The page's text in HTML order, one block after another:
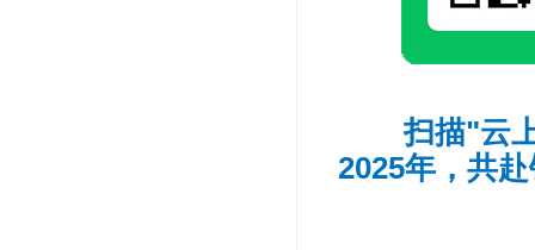
扫描"云
2025年，共